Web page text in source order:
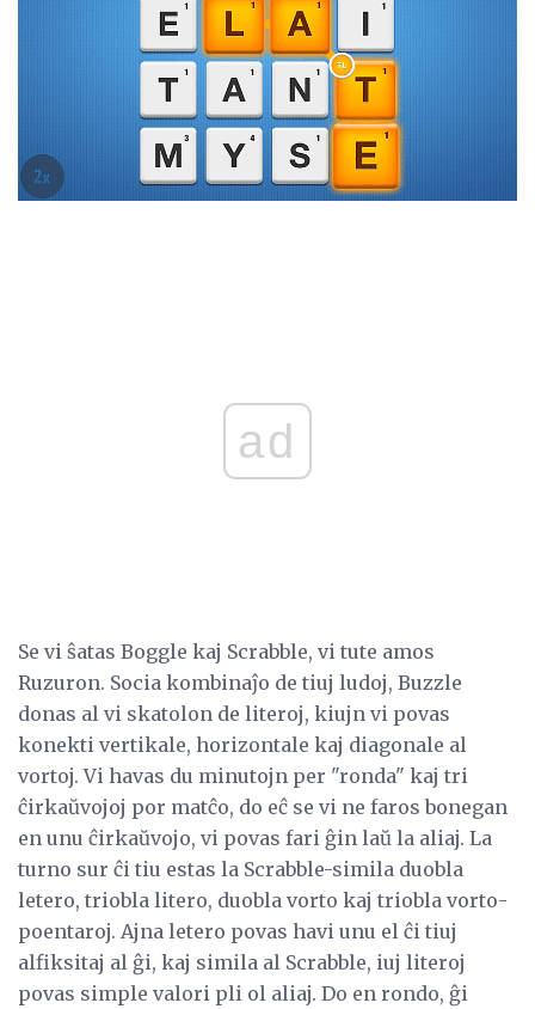
ad
Se vi ŝatas Boggle kaj Scrabble, vi tute amos
Ruzuron. Socia kombinaĵo de tiuj ludoj, Buzzle
donas al vi skatolon de literoj, kiujn vi povas
konekti vertikale, horizontale kaj diagonale al
vortoj. Vi havas du minutojn per "ronda" kaj tri
ĉirkaŭvojoj por matĉo, do eĉ se vi ne faros bonegan
en unu ĉirkaŭvojo, vi povas fari ĝin laŭ la aliaj. La
turno sur ĉi tiu estas la Scrabble-simila duobla
letero, triobla litero, duobla vorto kaj triobla vorto-
poentaroj. Ajna letero povas havi unu el ĉi tiuj
alfiksitaj al ĝi, kaj simila al Scrabble, iuj literoj
povas simple valori pli ol aliaj. Do en rondo, ĝi